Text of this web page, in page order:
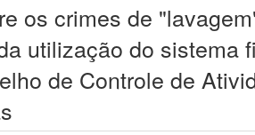
os crimes de
utilização do sistema
de Controle de